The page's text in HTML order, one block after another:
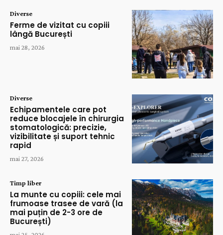
Diverse
Ferme de vizitat cu copiii
lângă București
mai 28, 2026
Diverse
Echipamentele care pot
reduce blocajele în chirurgia
stomatologică: precizie,
vizibilitate și suport tehnic
rapid
mai 27, 2026
Timp liber
La munte cu copiii: cele mai
frumoase trasee de vară (la
mai puțin de 2-3 ore de
București)